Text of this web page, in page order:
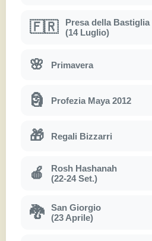
🇫🇷
Presa della Bastiglia
(14 Luglio)
🌸 Primavera
🗿 Profezia Maya 2012
🎁 Regali Bizzarri
🍎
Rosh Hashanah
(22-24 Set.)
🐉
San Giorgio
(23 Aprile)